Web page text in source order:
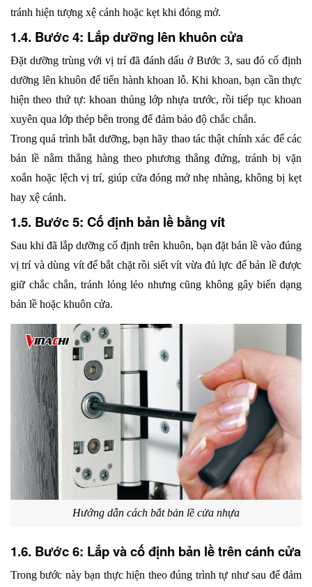
tránh hiện tượng xệ cánh hoặc kẹt khi đóng mở.
1.4. Bước 4: Lắp dưỡng lên khuôn cửa
Đặt dưỡng trùng với vị trí đã đánh dấu ở Bước 3, sau đó cố định
dưỡng lên khuôn để tiến hành khoan lỗ. Khi khoan, bạn cần thực
hiện theo thứ tự: khoan thủng lớp nhựa trước, rồi tiếp tục khoan
xuyên qua lớp thép bên trong để đảm bảo độ chắc chắn.
Trong quá trình bắt dưỡng, bạn hãy thao tác thật chính xác để các
bản lề nằm thẳng hàng theo phương thẳng đứng, tránh bị vặn
xoắn hoặc lệch vị trí, giúp cửa đóng mở nhẹ nhàng, không bị kẹt
hay xệ cánh.
1.5. Bước 5: Cố định bản lề bằng vít
Sau khi đã lắp dưỡng cố định trên khuôn, bạn đặt bản lề vào đúng
vị trí và dùng vít để bắt chặt rồi siết vít vừa đủ lực để bản lề được
giữ chắc chắn, tránh lỏng lẻo nhưng cũng không gây biến dạng
bản lề hoặc khuôn cửa.
Hướng dẫn cách bắt bản lề cửa nhựa
1.6. Bước 6: Lắp và cố định bản lề trên cánh cửa
Trong bước này bạn thực hiện theo đúng trình tự như sau để đảm